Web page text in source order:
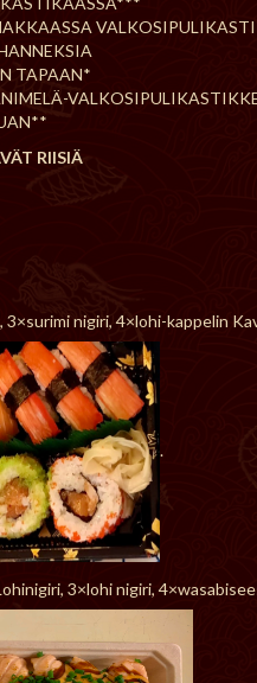
TAPAAN*
RIISIÄ
3×surimi nigiri, 4×lohi-kappelin
.
3×lohi nigiri,